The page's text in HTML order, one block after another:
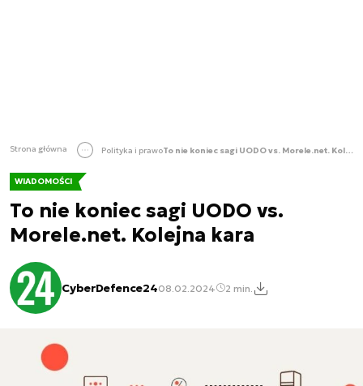
Strona główna Polityka i prawo To nie koniec sagi UODO vs. Morele.net. Kolejna kara
WIADOMOŚCI
To nie koniec sagi UODO vs.
Morele.net. Kolejna kara
CyberDefence2408.02.2024 2 min.